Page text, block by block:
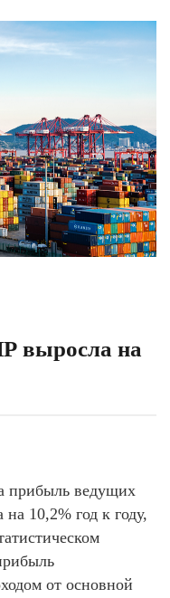
выросла на
прибыль ведущих
10,2% год к году,
от основной